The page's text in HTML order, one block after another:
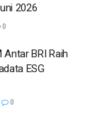
2026
0
BRI Raih
ESG
0